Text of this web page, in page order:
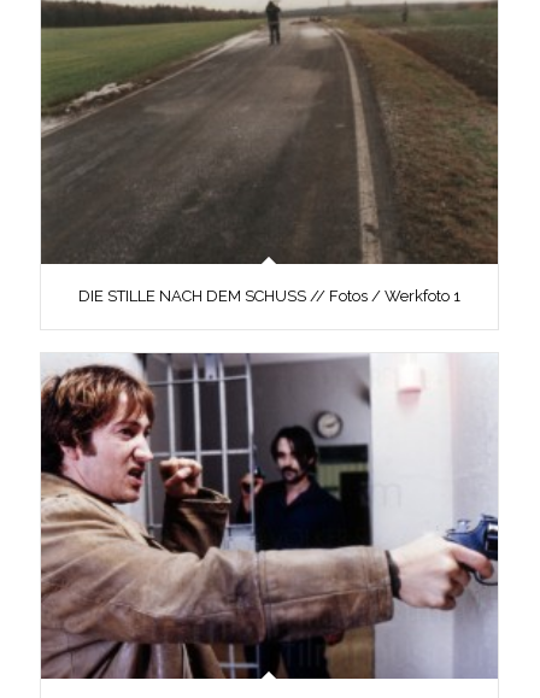
DIE STILLE NACH DEM SCHUSS // Fotos / Werkfoto 1